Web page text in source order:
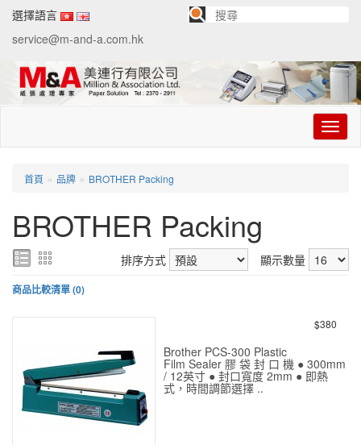
選擇語言
service@m-and-a.com.hk
切
换
首頁 » 品牌 » BROTHER Packing
BROTHER Packing
顯示數量
排序方式
商品比較清單 (0)
$380
Brother PCS-300 Plastic
Film Sealer 膠 袋 封 口 機 ● 300mm
/ 12英寸 ● 封口寬度 2mm ● 即熱
式，時間調節選擇 ..